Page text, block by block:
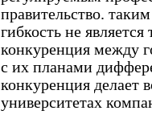
правительство.
гибкость не
конкуренция между
с их планами
конкуренция делает
университетах